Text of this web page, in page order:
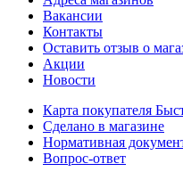
Вакансии
Контакты
Оставить отзыв о
Акции
Новости
Карта покупателя
Сделано в магазине
Нормативная
Вопрос-ответ